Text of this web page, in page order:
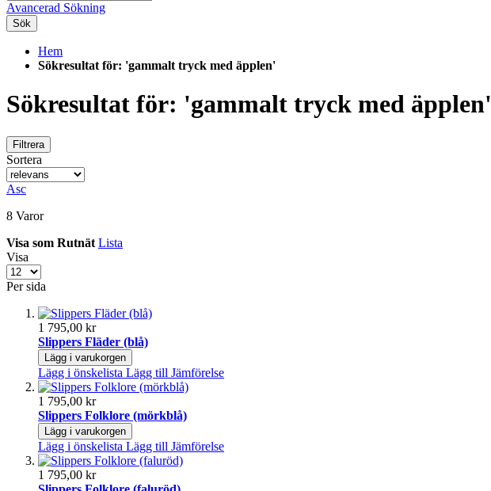
Avancerad Sökning
Sök
Hem
Sökresultat för: 'gammalt tryck med äpplen'
Sökresultat för: 'gammalt tryck med äpplen'
Filtrera
Sortera
Asc
8 Varor
Visa som Rutnät Lista
Visa
Per sida
1 795,00 kr
Slippers Fläder (blå)
Lägg i varukorgen
Lägg i önskelista Lägg till Jämförelse
1 795,00 kr
Slippers Folklore (mörkblå)
Lägg i varukorgen
Lägg i önskelista Lägg till Jämförelse
1 795,00 kr